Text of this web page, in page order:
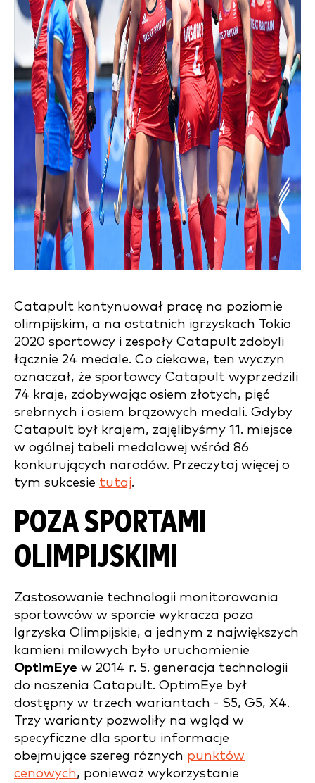
Catapult kontynuował pracę na poziomie
olimpijskim, a na ostatnich igrzyskach Tokio
2020 sportowcy i zespoły Catapult zdobyli
łącznie 24 medale. Co ciekawe, ten wyczyn
oznaczał, że sportowcy Catapult wyprzedzili
74 kraje, zdobywając osiem złotych, pięć
srebrnych i osiem brązowych medali. Gdyby
Catapult był krajem, zajęlibyśmy 11. miejsce
w ogólnej tabeli medalowej wśród 86
konkurujących narodów. Przeczytaj więcej o
tym sukcesie tutaj.
POZA SPORTAMI
OLIMPIJSKIMI
Zastosowanie technologii monitorowania
sportowców w sporcie wykracza poza
Igrzyska Olimpijskie, a jednym z największych
kamieni milowych było uruchomienie
OptimEye w 2014 r. 5. generacja technologii
do noszenia Catapult. OptimEye był
dostępny w trzech wariantach - S5, G5, X4.
Trzy warianty pozwoliły na wgląd w
specyficzne dla sportu informacje
obejmujące szereg różnych punktów
cenowych, ponieważ wykorzystanie